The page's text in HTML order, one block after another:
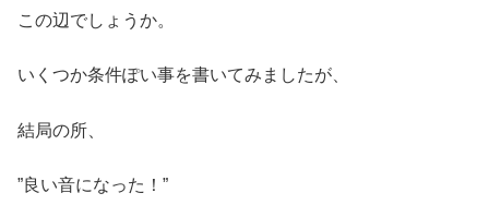
この辺でしょうか。
いくつか条件ぽい事を書いてみましたが、
結局の所、
”良い音になった！”